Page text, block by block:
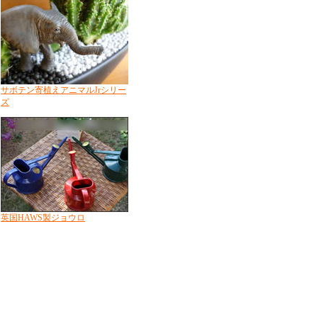
サボテン寄植えアニマルJrシリー
ズ
英国HAWS製ジョウロ